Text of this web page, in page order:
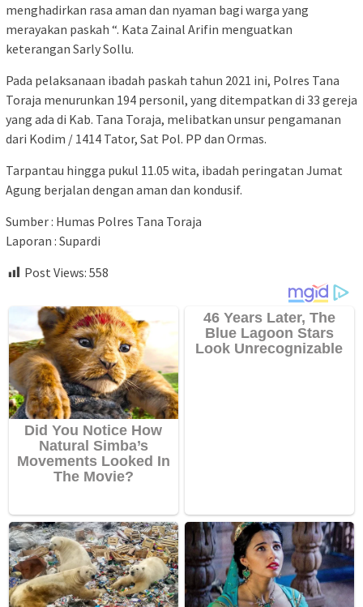
menghadirkan rasa aman dan nyaman bagi warga yang
merayakan paskah “. Kata Zainal Arifin menguatkan
keterangan Sarly Sollu.
Pada pelaksanaan ibadah paskah tahun 2021 ini, Polres Tana
Toraja menurunkan 194 personil, yang ditempatkan di 33 gereja
yang ada di Kab. Tana Toraja, melibatkan unsur pengamanan
dari Kodim / 1414 Tator, Sat Pol. PP dan Ormas.
Tarpantau hingga pukul 11.05 wita, ibadah peringatan Jumat
Agung berjalan dengan aman dan kondusif.
Sumber : Humas Polres Tana Toraja
Laporan : Supardi
Post Views: 558